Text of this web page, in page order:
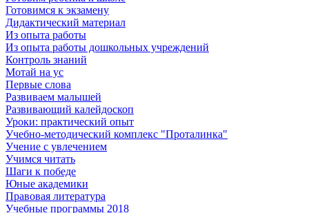
Готовимся к экзамену
Дидактический материал
Из опыта работы
Из опыта работы дошкольных учреждений
Контроль знаний
Мотай на ус
Первые слова
Развиваем малышей
Развивающий калейдоскоп
Уроки: практический опыт
Учебно-методический комплекс "Проталинка"
Учение с увлечением
Учимся читать
Шаги к победе
Юные академики
Правовая литература
Учебные программы 2018